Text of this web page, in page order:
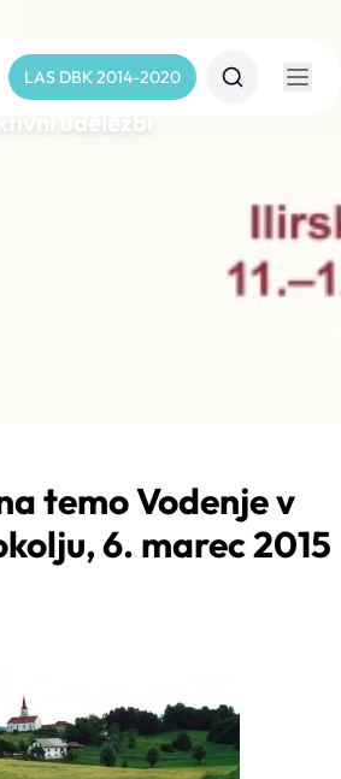
udeležbi
LAS DBK 2014-2020
temo Vodenje v
6. marec 2015